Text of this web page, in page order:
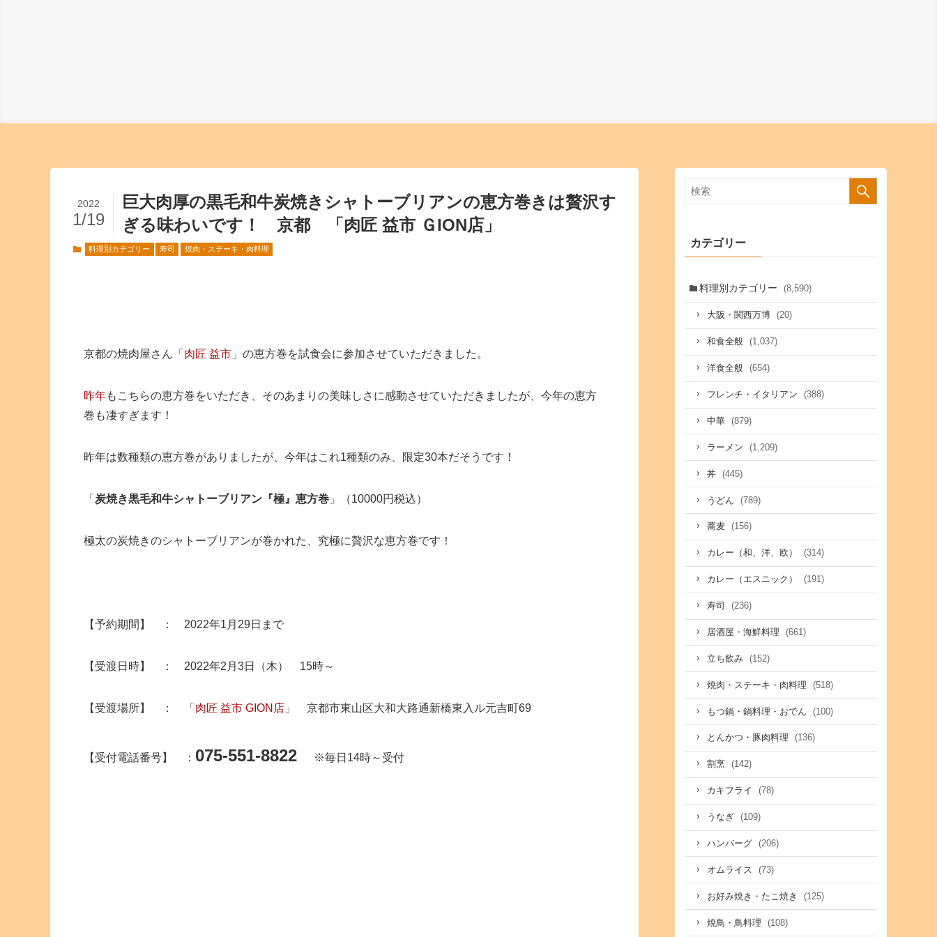
巨大肉厚の黒毛和牛炭焼きシャトーブリアンの恵方巻きは贅沢す
ぎる味わいです！ 京都 「肉匠 益市 ＧION店」
2022
1/19
料理別カテゴリー 寿司 焼肉・ステーキ・肉料理
京都の焼肉屋さん「 肉匠 益市 」の恵方巻を試食会に参加させていただきました。
昨年もこちらの恵方巻をいただき、そのあまりの美味しさに感動させていただきましたが、今年の恵方
巻も凄すぎます！
昨年は数種類の恵方巻がありましたが、今年はこれ1種類のみ、限定30本だそうです！
「 炭焼き黒毛和牛シャトーブリアン『極』恵方巻 」（10000円税込）
極太の炭焼きのシャトーブリアンが巻かれた、究極に贅沢な恵方巻です！
【予約期間】 ： 2022年1月29日まで
【受渡日時】 ： 2022年2月3日（木） 15時～
【受渡場所】 ： 「 肉匠 益市 GION店 」 京都市東山区大和大路通新橋東入ル元吉町69
【受付電話番号】 ： 075-551-8822 ※毎日14時～受付
カテゴリー
料理別カテゴリー (8,590)
大阪・関西万博 (20)
和食全般 (1,037)
洋食全般 (654)
フレンチ・イタリアン (388)
中華 (879)
ラーメン (1,209)
丼 (445)
うどん (789)
蕎麦 (156)
カレー（和、洋、欧） (314)
カレー（エスニック） (191)
寿司 (236)
居酒屋・海鮮料理 (661)
立ち飲み (152)
焼肉・ステーキ・肉料理 (518)
もつ鍋・鍋料理・おでん (100)
とんかつ・豚肉料理 (136)
割烹 (142)
カキフライ (78)
うなぎ (109)
ハンバーグ (206)
オムライス (73)
お好み焼き・たこ焼き (125)
焼鳥・鳥料理 (108)